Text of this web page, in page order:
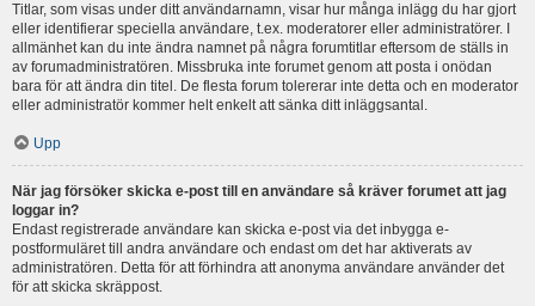
Titlar, som visas under ditt användarnamn, visar hur många inlägg du har gjort
eller identifierar speciella användare, t.ex. moderatorer eller administratörer. I
allmänhet kan du inte ändra namnet på några forumtitlar eftersom de ställs in
av forumadministratören. Missbruka inte forumet genom att posta i onödan
bara för att ändra din titel. De flesta forum tolererar inte detta och en moderator
eller administratör kommer helt enkelt att sänka ditt inläggsantal.
Upp
När jag försöker skicka e-post till en användare så kräver forumet att jag
loggar in?
Endast registrerade användare kan skicka e-post via det inbygga e-
postformuläret till andra användare och endast om det har aktiverats av
administratören. Detta för att förhindra att anonyma användare använder det
för att skicka skräppost.